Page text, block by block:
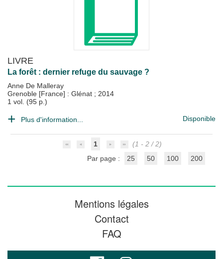
LIVRE
La forêt : dernier refuge du sauvage ?
Anne De Malleray
Grenoble [France] : Glénat ; 2014
1 vol. (95 p.)
Plus d'information... Disponible
1
(1 - 2 / 2)
Par page :
25 50 100 200
Mentions légales
Contact
FAQ